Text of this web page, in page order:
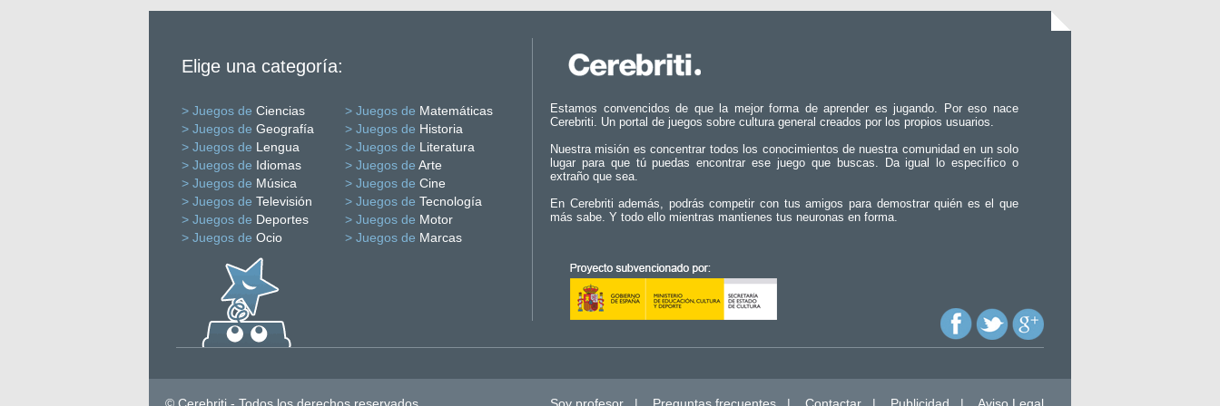
Elige una categoría:
> Juegos de Ciencias > Juegos de Matemáticas
> Juegos de Geografía > Juegos de Historia
> Juegos de Lengua > Juegos de Literatura
> Juegos de Idiomas > Juegos de Arte
> Juegos de Música > Juegos de Cine
> Juegos de Televisión > Juegos de Tecnología
> Juegos de Deportes > Juegos de Motor
> Juegos de Ocio > Juegos de Marcas
Estamos convencidos de que la mejor forma de aprender es jugando. Por eso nace
Cerebriti. Un portal de juegos sobre cultura general creados por los propios usuarios.
Nuestra misión es concentrar todos los conocimientos de nuestra comunidad en un solo
lugar para que tú puedas encontrar ese juego que buscas. Da igual lo específico o
extraño que sea.
En Cerebriti además, podrás competir con tus amigos para demostrar quién es el que
más sabe. Y todo ello mientras mantienes tus neuronas en forma.